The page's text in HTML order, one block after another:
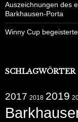
Auszeichnungen des
Barkhausen-Porta
Winny Cup
SCHLAGWÖRTER
2017 2018 2019